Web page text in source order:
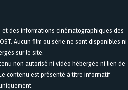
des informations cinématographiques des
Aucun film ou série ne sont disponibles ni
sur le site.
non autorisé ni vidéo hébergée ni lien de
contenu est présenté à titre informatif